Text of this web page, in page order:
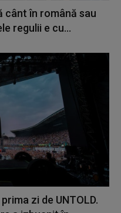
cânt în română sau
regulii e cu...
zi de UNTOLD.